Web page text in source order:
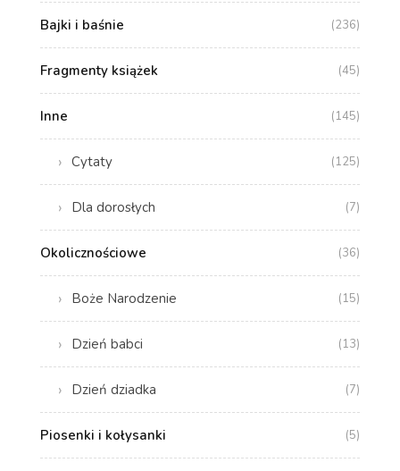
Bajki i baśnie (236)
Fragmenty książek (45)
Inne (145)
Cytaty (125)
Dla dorosłych (7)
Okolicznościowe (36)
Boże Narodzenie (15)
Dzień babci (13)
Dzień dziadka (7)
Piosenki i kołysanki (5)